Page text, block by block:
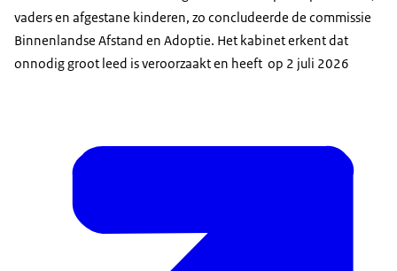
vaders en afgestane kinderen, zo concludeerde de commissie
Binnenlandse Afstand en Adoptie. Het kabinet erkent dat
onnodig groot leed is veroorzaakt en heeft op 2 juli 2026